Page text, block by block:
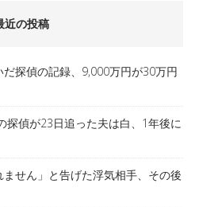
近の投稿
探偵の記録、9,000万円が30万円
探偵が23日追った夫は白、1年後に
せん」と告げた浮気相手、その後